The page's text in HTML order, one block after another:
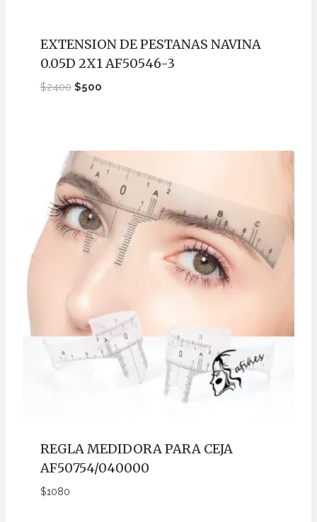
EXTENSION DE PESTANAS NAVINA
0.05D 2X1 AF50546-3
$2400 El
$2400.
$500El
$500.
REGLA MEDIDORA PARA CEJA
AF50754/040000
$1080